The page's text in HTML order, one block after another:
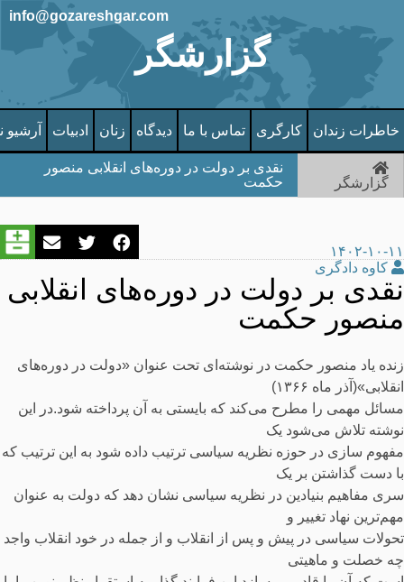
گزارشگر
info@gozareshgar.com
خاطرات زندان کارگری تماس با ما دیدگاه زنان ادبیات آرشیو
گزارشگر
نقدی بر دولت در دوره‌های انقلابی منصور
حکمت
۱۴۰۲-۱۰-۱۱
کاوه دادگری
نقدی بر دولت در دوره‌های انقلابی
منصور حکمت
زنده یاد منصور حکمت در نوشته‌ای تحت عنوان «دولت در دوره‌های
انقلابی»(آذر ماه ۱۳۶۶)
مسائل مهمی را مطرح می‌کند که بایستی به آن پرداخته شود.در این
نوشته تلاش می‌شود یک
مفهوم سازی در حوزه نظریه سیاسی ترتیب داده شود به این ترتیب که
با دست گذاشتن بر یک
سری مفاهیم بنیادین در نظریه سیاسی نشان دهد که دولت به عنوان
مهم‌ترین نهاد تغییر و
تحولات سیاسی در پیش و پس از انقلاب و از جمله در خود انقلاب واجد
چه خصلت و ماهیتی